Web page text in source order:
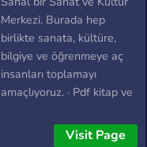
Merkezi. Burada hep
birlikte sanata, kültüre,
bilgiye ve öğrenmeye aç
insanları toplamayı
amaçlıyoruz. · Pdf kitap ve
ile ilgili bilgi paylaşımları
Visit Page